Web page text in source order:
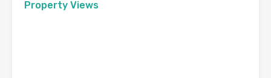
Property Views